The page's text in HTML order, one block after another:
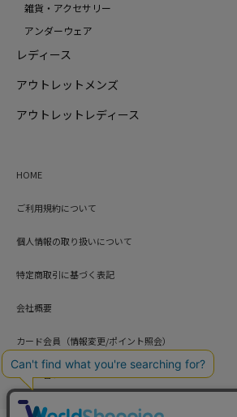
雑貨・アクセサリー
アンダーウェア
レディース
アウトレットメンズ
アウトレットレディース
HOME
ご利用規約について
個人情報の取り扱いについて
特定商取引に基づく表記
会社概要
カード会員（情報変更/ポイント照会）